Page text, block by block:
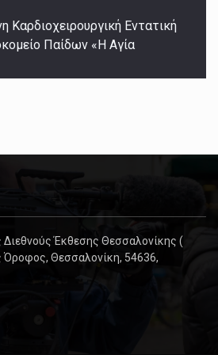
Καρδιοχειρουργική Εντατική
Παίδων «Η Αγία
Διεθνούς Έκθεσης Θεσσαλονίκης (
Όροφος, Θεσσαλονίκη, 54636,